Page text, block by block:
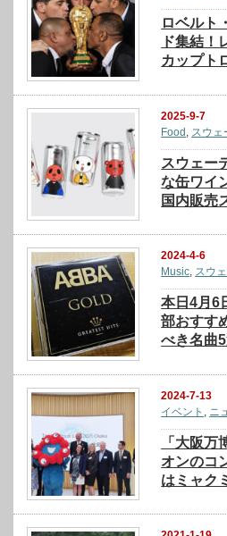
ロベルト
ド集結！
カップト
2025-9-7
Food
スウェ
スウェー
な缶ワイ
国内販売
2024-4-6
Music, スウ
本日4月6
部おすす
べき名曲5
2024-7-13
イベント
ニ
「大阪万
オンのコ
はミャク